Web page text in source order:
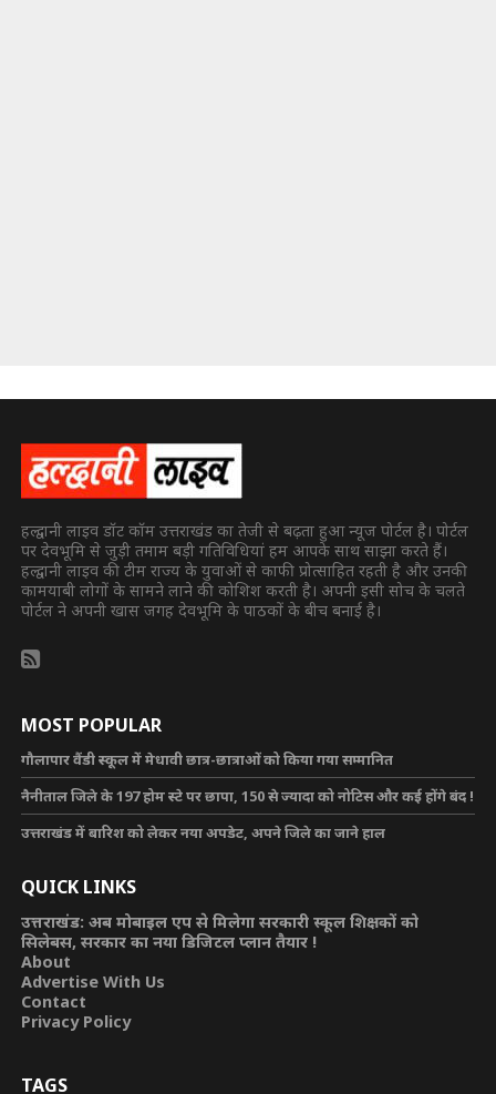
हल्द्वानी लाइव डॉट कॉम उत्तराखंड का तेजी से बढ़ता हुआ न्यूज पोर्टल है। पोर्टल
पर देवभूमि से जुड़ी तमाम बड़ी गतिविधियां हम आपके साथ साझा करते हैं।
हल्द्वानी लाइव की टीम राज्य के युवाओं से काफी प्रोत्साहित रहती है और उनकी
कामयाबी लोगों के सामने लाने की कोशिश करती है। अपनी इसी सोच के चलते
पोर्टल ने अपनी खास जगह देवभूमि के पाठकों के बीच बनाई है।
MOST POPULAR
गौलापार वैंडी स्कूल में मेधावी छात्र-छात्राओं को किया गया सम्मानित
नैनीताल जिले के 197 होम स्टे पर छापा, 150 से ज्यादा को नोटिस और कई होंगे बंद !
उत्तराखंड में बारिश को लेकर नया अपडेट, अपने जिले का जाने हाल
QUICK LINKS
उत्तराखंड: अब मोबाइल एप से मिलेगा सरकारी स्कूल शिक्षकों को
सिलेबस, सरकार का नया डिजिटल प्लान तैयार !
About
Advertise With Us
Contact
Privacy Policy
TAGS